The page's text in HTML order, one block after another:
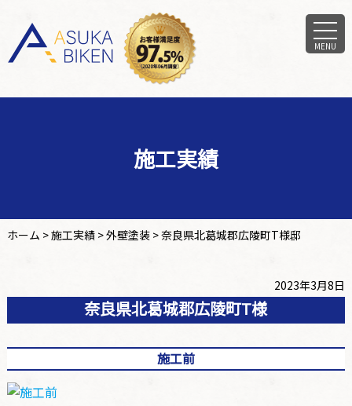
MENU
施工実績
ホーム >施工実績>外壁塗装>奈良県北葛城郡広陵町T様邸
2023年3月8日
奈良県北葛城郡広陵町T様
施工前